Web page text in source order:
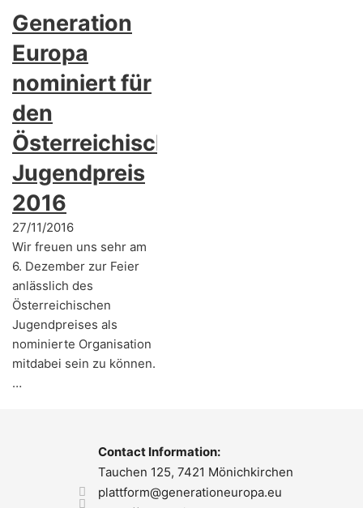
Generation
Europa
nominiert für
den
Österreichischen
Jugendpreis
2016
27/11/2016
Wir freuen uns sehr am
6. Dezember zur Feier
anlässlich des
Österreichischen
Jugendpreises als
nominierte Organisation
mitdabei sein zu können.
…
Contact Information:
Tauchen 125, 7421 Mönichkirchen
plattform@generationeuropa.eu